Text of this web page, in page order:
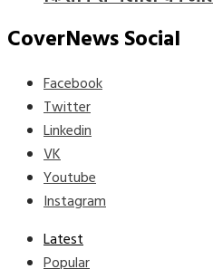
CoverNews Social
Facebook
Twitter
Linkedin
VK
Youtube
Instagram
Latest
Popular